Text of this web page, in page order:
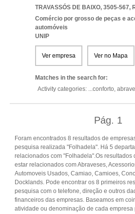
TRAVASSÓS DE BAIXO, 3505-567,
Comércio por grosso de peças e
automóveis
UNIP
Ver empresa Ver no Mapa
Matches in the search for:
Activity categories: ...conforto,
Pág. 1
Foram encontrados 8 resultados de
pesquisa realizada "Folhadela". Há 5
relacionados com "Folhadela".Os resultados
estar relacionados com Abraveses,
Automoveis Usados, Camiao, Camioes,
Docklands. Pode encontrar os 8 primeiros
pesquisa com o telefone, direção e outros
financeiros das empresas. Baseamos em
atividade ou denominação de cada empresa